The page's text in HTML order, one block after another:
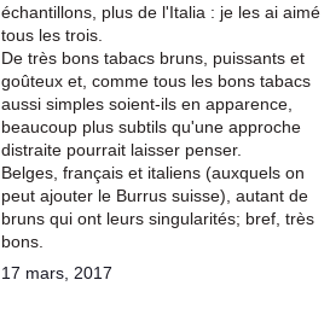
échantillons, plus de l'Italia : je les ai aimé
tous les trois.
De très bons tabacs bruns, puissants et
goûteux et, comme tous les bons tabacs
aussi simples soient-ils en apparence,
beaucoup plus subtils qu'une approche
distraite pourrait laisser penser.
Belges, français et italiens (auxquels on
peut ajouter le Burrus suisse), autant de
bruns qui ont leurs singularités; bref, très
bons.
17 mars, 2017